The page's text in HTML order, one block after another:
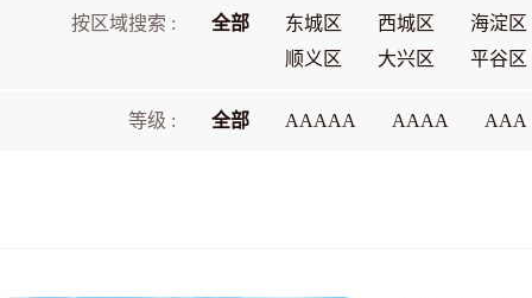
按区域搜索 : 全部 东城区 西城区
海淀区
顺义区
大兴区 平谷区
等级 : 全部 AAAAA AAAA AAA